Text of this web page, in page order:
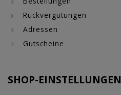
Rückvergütungen
Adressen
Gutscheine
SHOP-EINSTELLUNGEN